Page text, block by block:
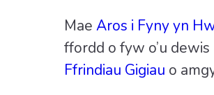
Mae Aros i Fyny yn
ffordd o fyw o’u
Ffrindiau Gigiau o